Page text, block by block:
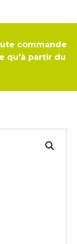
commande
qu'à partir du